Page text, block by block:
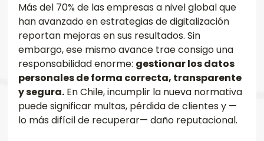
Más del 70% de las empresas a nivel global que
han avanzado en estrategias de digitalización
reportan mejoras en sus resultados. Sin
embargo, ese mismo avance trae consigo una
responsabilidad enorme: gestionar los datos
personales de forma correcta, transparente
y segura. En Chile, incumplir la nueva normativa
puede significar multas, pérdida de clientes y —
lo más difícil de recuperar— daño reputacional.